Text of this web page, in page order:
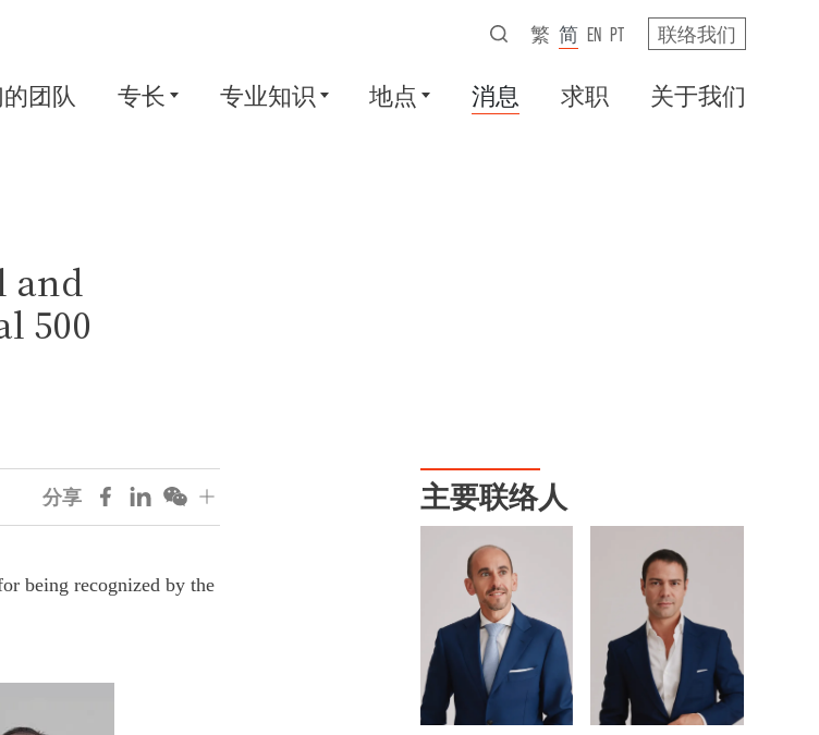
团队 专长 专业知识 地点 消息 求职 关于我们
繁 简 EN PT 联络我们
and
500
分享
being recognized by the
主要联络人